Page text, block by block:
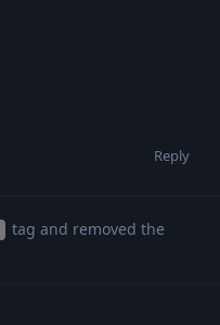
Reply
tag and removed the